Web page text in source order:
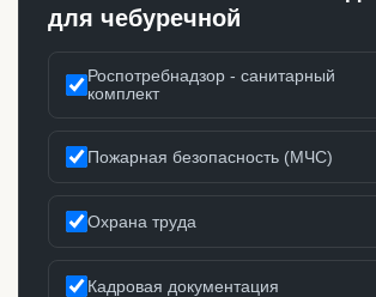
для чебуречной
Роспотребнадзор - санитарный
комплект
Пожарная безопасность (МЧС)
Охрана труда
Кадровая документация